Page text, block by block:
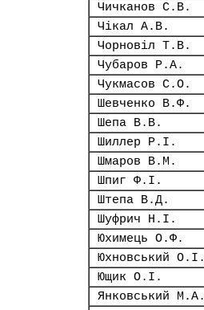
Чичканов С.В.
Чікал А.В.
Чорновіл Т.В.
Чубаров Р.А.
Чукмасов С.О.
Шевченко В.Ф.
Шепа В.В.
Шиллер Р.І.
Шмаров В.М.
Шпиг Ф.І.
Штепа В.Д.
Шуфрич Н.І.
Юхимець О.Ф.
Юхновський О.І.
Ющик О.І.
Янковський М.А.